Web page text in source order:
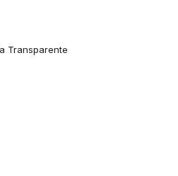
Transparente